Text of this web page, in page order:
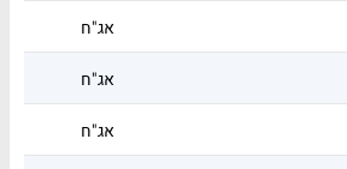
אג"ח
אג"ח
אג"ח